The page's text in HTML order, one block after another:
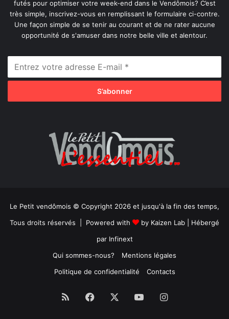
futés pour optimiser votre week-end dans le Vendômois? C’est
très simple, inscrivez-vous en remplissant le formulaire ci-contre.
Une façon simple de se tenir au courant et de ne rater aucune
opportunité de s'amuser dans notre belle ville et alentour.
Le Petit vendômois © Copyright 2026 et jusqu'à la fin des temps,
Tous droits réservés | Powered with
by Kaizen Lab | Hébergé
par Infinext
Qui sommes-nous?
Mentions légales
Politique de confidentialité
Contacts
RSS Facebook YouTubeInstagram